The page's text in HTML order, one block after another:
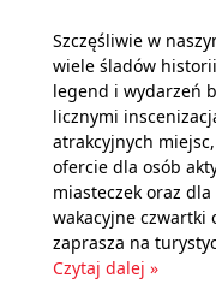
Szczęśliwie w
wiele śladów
legend i wydarzeń
licznymi
atrakcyjnych
ofercie dla osób
miasteczek oraz
wakacyjne czwartki
zaprasza na
Czytaj dalej »